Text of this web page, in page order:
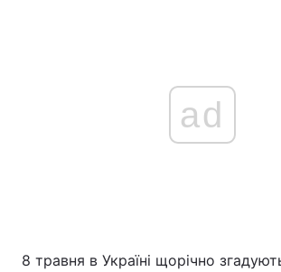
ad
8 травня в Україні щорічно